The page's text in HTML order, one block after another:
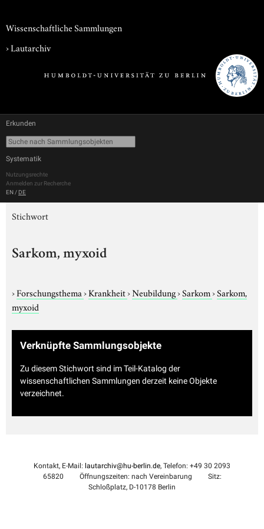
Wissenschaftliche Sammlungen
›Lautarchiv
Erkunden
Systematik
Nutzungsrechte
Anmelden zur Recherche
EN / DE
Stichwort
Sarkom, myxoid
›Forschungsthema›Krankheit›Neubildung›Sarkom›Sarkom,
myxoid
Verknüpfte Sammlungsobjekte
Zu diesem Stichwort sind im Teil-Katalog der
wissenschaftlichen Sammlungen derzeit keine Objekte
verzeichnet.
Kontakt, E-Mail: lautarchiv@hu-berlin.de, Telefon: +49 30 2093
65820
Öffnungszeiten: nach Vereinbarung
Sitz:
Schloßplatz, D-10178 Berlin